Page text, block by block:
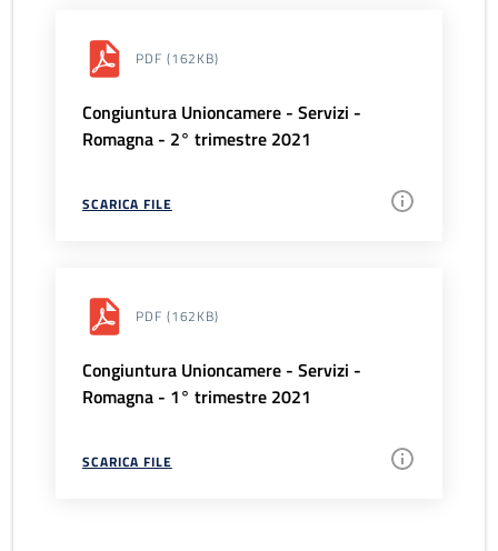
PDF (162KB)
Congiuntura Unioncamere - Servizi -
Romagna - 2° trimestre 2021
SCARICA FILE
PDF (162KB)
Congiuntura Unioncamere - Servizi -
Romagna - 1° trimestre 2021
SCARICA FILE